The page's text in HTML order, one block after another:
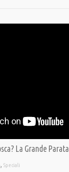
La Grande Parata.
, Speciali